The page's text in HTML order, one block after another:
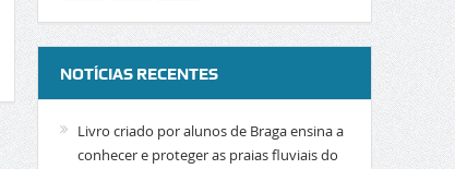
NOTÍCIAS RECENTES
Livro criado por alunos de Braga ensina a
conhecer e proteger as praias fluviais do